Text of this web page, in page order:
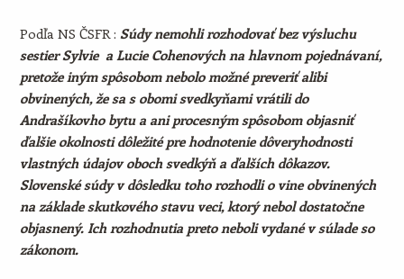
Podľa NS ČSFR : Súdy nemohli rozhodovať bez výsluchu
sestier Sylvie a Lucie Cohenových na hlavnom pojednávaní,
pretože iným spôsobom nebolo možné preveriť alibi
obvinených, že sa s obomi svedkyňami vrátili do
Andrašíkovho bytu a ani procesným spôsobom objasniť
ďalšie okolnosti dôležité pre hodnotenie dôveryhodnosti
vlastných údajov oboch svedkýň a ďalších dôkazov.
Slovenské súdy v dôsledku toho rozhodli o vine obvinených
na základe skutkového stavu veci, ktorý nebol dostatočne
objasnený. Ich rozhodnutia preto neboli vydané v súlade so
zákonom.